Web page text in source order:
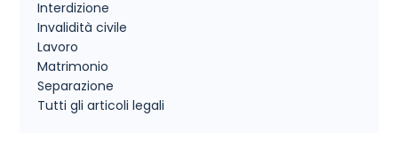
Interdizione
Invalidità civile
Lavoro
Matrimonio
Separazione
Tutti gli articoli legali